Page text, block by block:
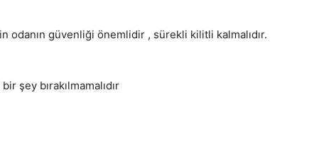
odanın güvenliği önemlidir , sürekli kilitli kalmalıdır.
şey bırakılmamalıdır